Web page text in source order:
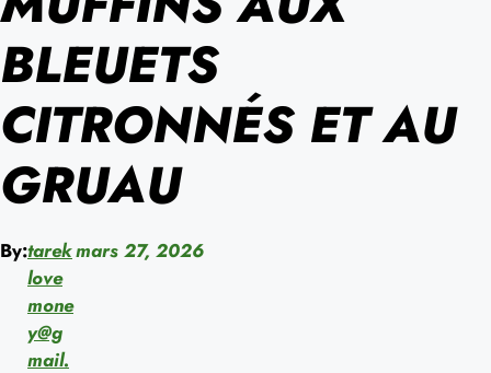
BLEUETS
CITRONNÉS ET AU
GRUAU
By:tarek
love
mone
y@g
mail.
mars 27, 2026